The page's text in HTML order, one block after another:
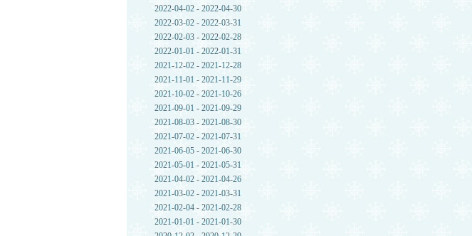
2022-04-02 - 2022-04-30
2022-03-02 - 2022-03-31
2022-02-03 - 2022-02-28
2022-01-01 - 2022-01-31
2021-12-02 - 2021-12-28
2021-11-01 - 2021-11-29
2021-10-02 - 2021-10-26
2021-09-01 - 2021-09-29
2021-08-03 - 2021-08-30
2021-07-02 - 2021-07-31
2021-06-05 - 2021-06-30
2021-05-01 - 2021-05-31
2021-04-02 - 2021-04-26
2021-03-02 - 2021-03-31
2021-02-04 - 2021-02-28
2021-01-01 - 2021-01-30